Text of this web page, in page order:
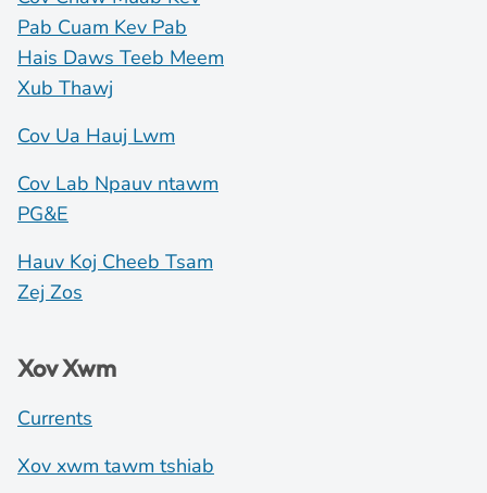
Pab Cuam Kev Pab
Hais Daws Teeb Meem
Xub Thawj
Cov Ua Hauj Lwm
Cov Lab Npauv ntawm
PG&E
Hauv Koj Cheeb Tsam
Zej Zos
Xov Xwm
Currents
Xov xwm tawm tshiab